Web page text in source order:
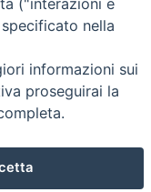
("interazioni e
nella
informazioni sui
proseguirai la